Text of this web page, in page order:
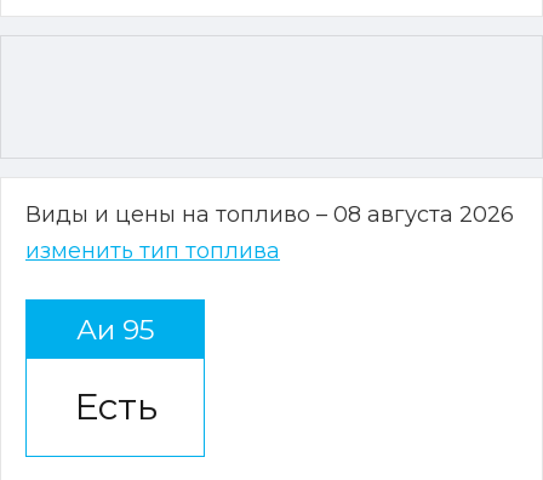
Виды и цены на топливо – 08 августа 2026
изменить тип топлива
Аи 95
Есть